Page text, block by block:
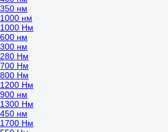
350 нм
1000 нм
1000 Нм
600 нм
300 нм
280 Нм
700 Нм
800 Нм
1200 Нм
900 нм
1300 Нм
450 нм
1700 Нм